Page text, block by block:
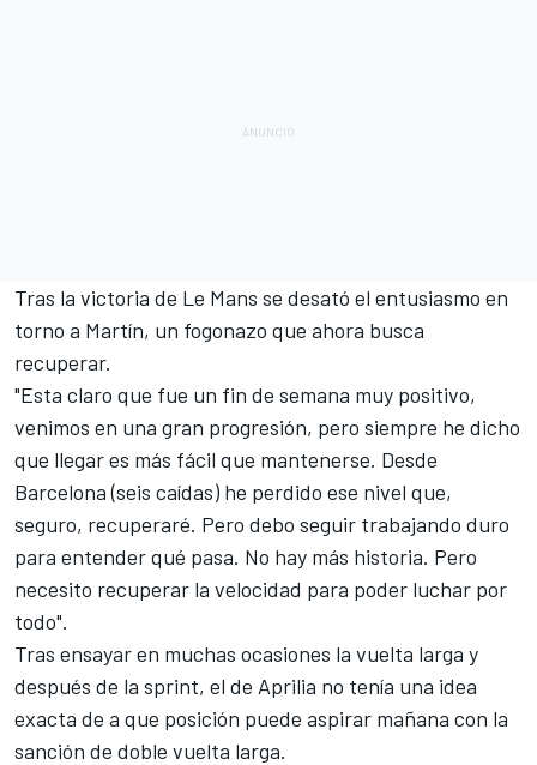
Tras la victoria de Le Mans se desató el entusiasmo en
torno a Martín, un fogonazo que ahora busca
recuperar.
"Esta claro que fue un fin de semana muy positivo,
venimos en una gran progresión, pero siempre he dicho
que llegar es más fácil que mantenerse. Desde
Barcelona (seis caídas) he perdido ese nivel que,
seguro, recuperaré. Pero debo seguir trabajando duro
para entender qué pasa. No hay más historia. Pero
necesito recuperar la velocidad para poder luchar por
todo".
Tras ensayar en muchas ocasiones la vuelta larga y
después de la sprint, el de Aprilia no tenía una idea
exacta de a que posición puede aspirar mañana con la
sanción de doble vuelta larga.